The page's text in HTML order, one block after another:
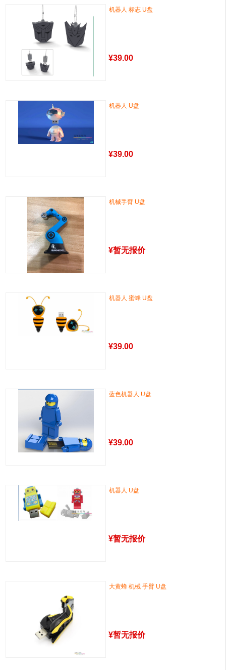
机器人 标志 U盘
¥39.00
机器人 U盘
¥39.00
机械手臂 U盘
¥暂无报价
机器人 蜜蜂 U盘
¥39.00
蓝色机器人 U盘
¥39.00
机器人 U盘
¥暂无报价
大黄蜂 机械 手臂 U盘
¥暂无报价